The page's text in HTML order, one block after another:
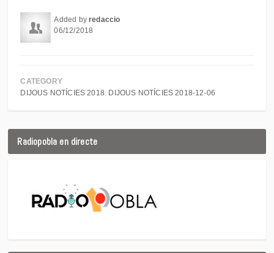
Added byredaccio
06/12/2018
CATEGORY
DIJOUS NOTÍCIES 2018
DIJOUS NOTÍCIES 2018-12-06
Radiopobla en directe